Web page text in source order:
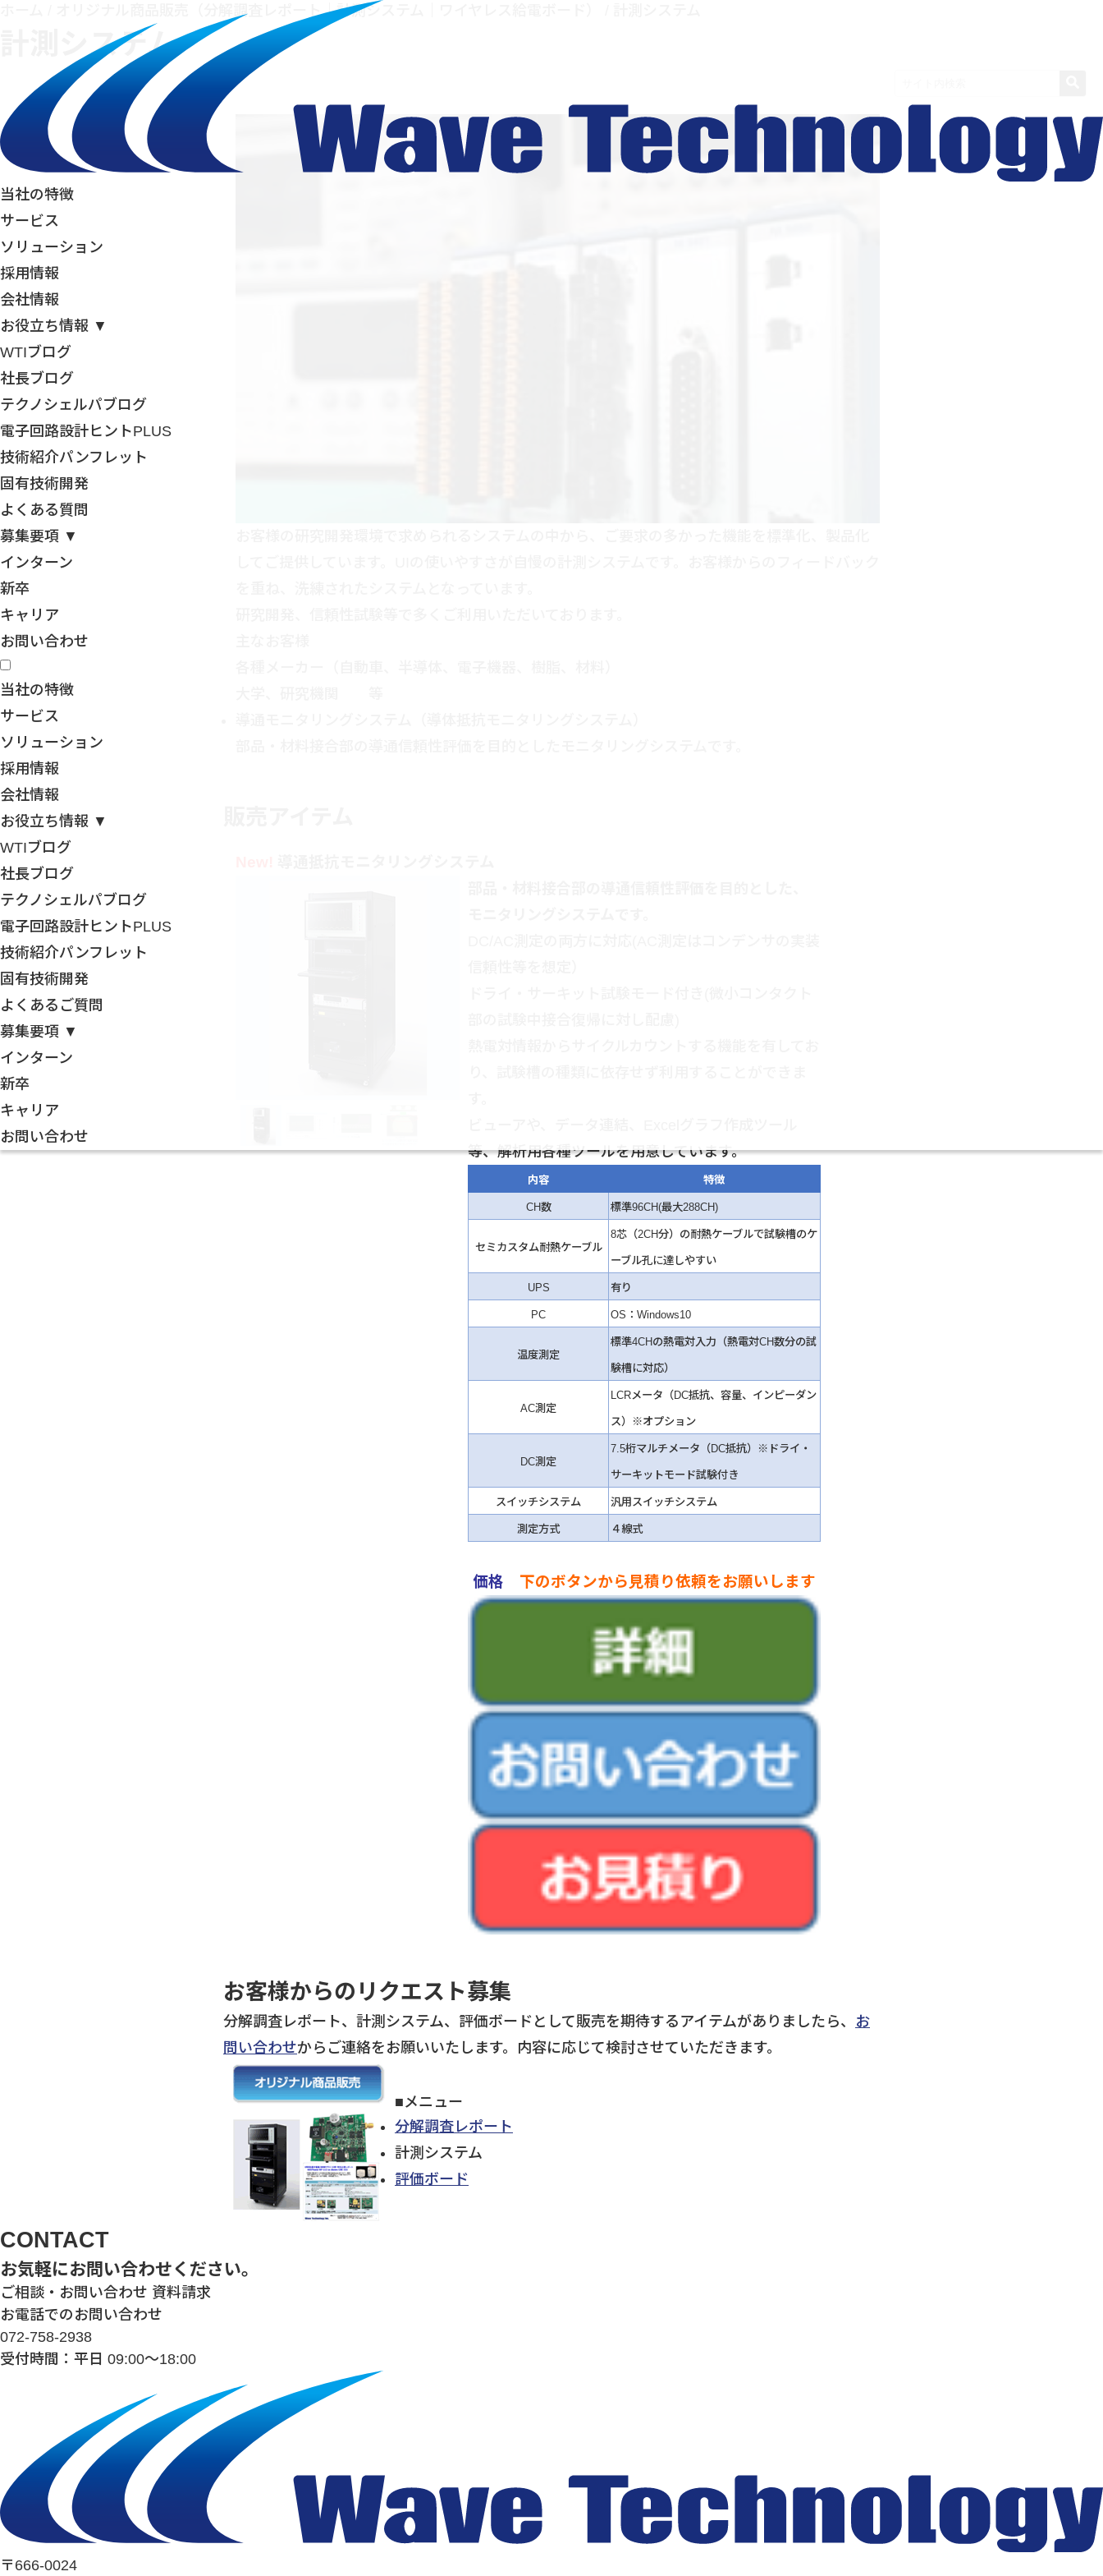
当社の特徴
サービス
ソリューション
採用情報
会社情報
お役立ち情報 ▼
WTIブログ
社長ブログ
テクノシェルパブログ
電子回路設計ヒントPLUS
技術紹介パンフレット
固有技術開発
よくある質問
募集要項 ▼
インターン
新卒
キャリア
お問い合わせ
当社の特徴
サービス
ソリューション
採用情報
会社情報
お役立ち情報 ▼
WTIブログ
社長ブログ
テクノシェルパブログ
電子回路設計ヒントPLUS
技術紹介パンフレット
固有技術開発
よくあるご質問
募集要項 ▼
インターン
新卒
キャリア
お問い合わせ
オリジナル商品販売（分解調査レポート｜計測システム｜ワイヤレス給電ボード）
計測システム
等、解析用各種ツールを用意しています。
内容 特徴
CH数 標準96CH(最大288CH)
セミカスタム耐熱ケーブル
8芯（2CH分）の耐熱ケーブルで試験槽のケ
ーブル孔に達しやすい
UPS 有り
PC OS：Windows10
温度測定
標準4CHの熱電対入力（熱電対CH数分の試
験槽に対応）
AC測定
LCRメータ（DC抵抗、容量、インピーダン
ス）※オプション
DC測定
7.5桁マルチメータ（DC抵抗）※ドライ・
サーキットモード試験付き
スイッチシステム 汎用スイッチシステム
測定方式 ４線式
価格 下のボタンから見積り依頼をお願いします
お客様からのリクエスト募集
分解調査レポート、計測システム、評価ボードとして販売を期待するアイテムがありましたら、 お
問い合わせからご連絡をお願いいたします。内容に応じて検討させていただきます。
■メニュー
分解調査レポート
計測システム
評価ボード
CONTACT
お気軽にお問い合わせください。
ご相談・お問い合わせ 資料請求
お電話でのお問い合わせ
072-758-2938
受付時間：平日 09:00～18:00
〒666-0024